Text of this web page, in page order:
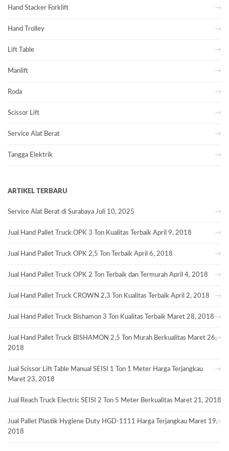
Hand Stacker Forklift
Hand Trolley
Lift Table
Manlift
Roda
Scissor Lift
Service Alat Berat
Tangga Elektrik
ARTIKEL TERBARU
Service Alat Berat di Surabaya Juli 10, 2025
Jual Hand Pallet Truck OPK 3 Ton Kualitas Terbaik April 9, 2018
Jual Hand Pallet Truck OPK 2,5 Ton Terbaik April 6, 2018
Jual Hand Pallet Truck OPK 2 Ton Terbaik dan Termurah April 4, 2018
Jual Hand Pallet Truck CROWN 2,3 Ton Kualitas Terbaik April 2, 2018
Jual Hand Pallet Truck Bishamon 3 Ton Kualitas Terbaik Maret 28, 2018
Jual Hand Pallet Truck BISHAMON 2,5 Ton Murah Berkualitas Maret 26,
2018
Jual Scissor Lift Table Manual SEISI 1 Ton 1 Meter Harga Terjangkau
Maret 23, 2018
Jual Reach Truck Electric SEISI 2 Ton 5 Meter Berkualitas Maret 21, 2018
Jual Pallet Plastik Hygiene Duty HGD-1111 Harga Terjangkau Maret 19,
2018